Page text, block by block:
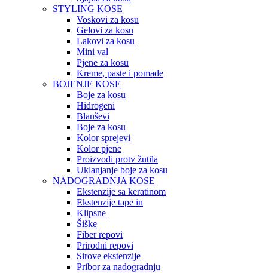
STYLING KOSE
Voskovi za kosu
Gelovi za kosu
Lakovi za kosu
Mini val
Pjene za kosu
Kreme, paste i pomade
BOJENJE KOSE
Boje za kosu
Hidrogeni
Blanševi
Boje za kosu
Kolor sprejevi
Kolor pjene
Proizvodi protv žutila
Uklanjanje boje za kosu
NADOGRADNJA KOSE
Ekstenzije sa keratinom
Ekstenzije tape in
Klipsne
Šiške
Fiber repovi
Prirodni repovi
Sirove ekstenzije
Pribor za nadogradnju